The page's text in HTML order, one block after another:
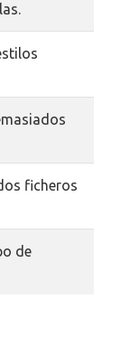
ficheros
de